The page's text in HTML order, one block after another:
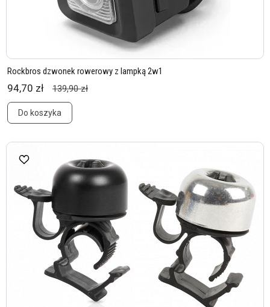
Rockbros dzwonek rowerowy z lampką 2w1
94,70 zł 139,90 zł
Do koszyka